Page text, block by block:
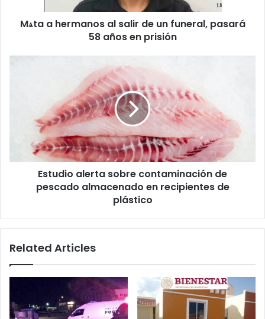
Mѧta a hermanos al salir de un funeral, pasará
58 años en prisión
pescado
almacenado
recipientes
plástico
Estudio alerta sobre contaminación de
pescado almacenado en recipientes de
plástico
Related Articles